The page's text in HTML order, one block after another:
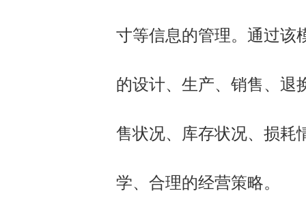
寸等信息的管理。通过该
的设计、生产、销售、退
售状况、库存状况、损耗
学、合理的经营策略。